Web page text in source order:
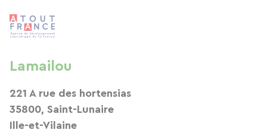
Lamailou
221 A rue des hortensias
35800, Saint-Lunaire
Ille-et-Vilaine